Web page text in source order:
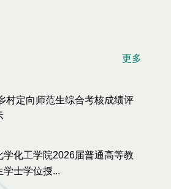
更多
村定向师范生综合考核成绩评
学化工学院2026届普通高等教
学士学位授...